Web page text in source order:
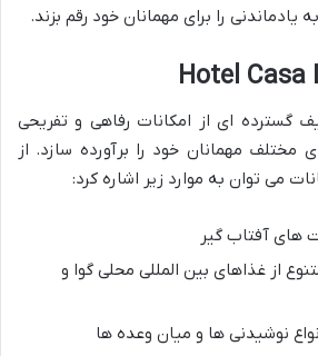
یادماندنی را برای مهمانان خود رقم بزند.
گسترده ای از امکانات رفاهی و تفریحی
مختلف مهمانان خود را برآورده سازد. از
می توان به موارد زیر اشاره کرد:
های آفتاب گیر
از غذاهای بین المللی محلی گوا و
نوشیدنی ها و میان وعده ها